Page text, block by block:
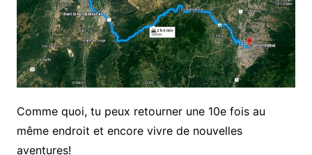
Comme quoi, tu peux retourner une 10e fois au
même endroit et encore vivre de nouvelles
aventures!